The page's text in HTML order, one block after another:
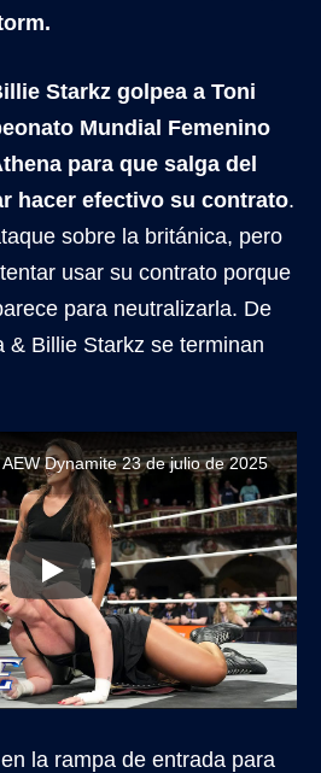
Starkz golpea a Toni
Mundial Femenino
para que salga del
hacer efectivo su contrato.
sobre la británica, pero
usar su contrato porque
para neutralizarla. De
& Billie Starkz se terminan
Dynamite 23 de julio de 2025
la rampa de entrada para